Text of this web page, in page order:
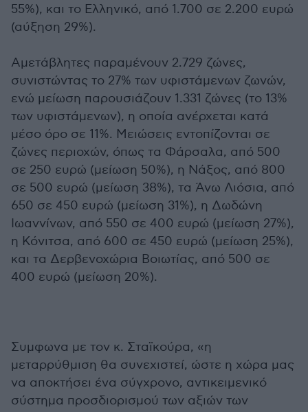
55%), και το Ελληνικό, από 1.700 σε 2.200 ευρώ
(αύξηση 29%).
Αμετάβλητες παραμένουν 2.729 ζώνες,
συνιστώντας το 27% των υφιστάμενων ζωνών,
ενώ μείωση παρουσιάζουν 1.331 ζώνες (το 13%
των υφιστάμενων), η οποία ανέρχεται κατά
μέσο όρο σε 11%. Μειώσεις εντοπίζονται σε
ζώνες περιοχών, όπως τα Φάρσαλα, από 500
σε 250 ευρώ (μείωση 50%), η Νάξος, από 800
σε 500 ευρώ (μείωση 38%), τα Άνω Λιόσια, από
650 σε 450 ευρώ (μείωση 31%), η Δωδώνη
Ιωαννίνων, από 550 σε 400 ευρώ (μείωση 27%),
η Κόνιτσα, από 600 σε 450 ευρώ (μείωση 25%),
και τα Δερβενοχώρια Βοιωτίας, από 500 σε
400 ευρώ (μείωση 20%).
Συμφωνα με τον κ. Σταϊκούρα, «η
μεταρρύθμιση θα συνεχιστεί, ώστε η χώρα μας
να αποκτήσει ένα σύγχρονο, αντικειμενικό
σύστημα προσδιορισμού των αξιών των